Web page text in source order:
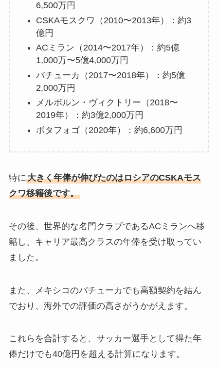
6,500万円
CSKAモスクワ（2010〜2013年）：約3
億円
ACミラン（2014〜2017年）：約5億
1,000万〜5億4,000万円
パチューカ（2017〜2018年）：約5億
2,000万円
メルボルン・ヴィクトリー（2018〜
2019年）：約3億2,000万円
ボタフォゴ（2020年）：約6,600万円
特に大きく年俸が伸びたのはロシアのCSKAモス
クワ移籍後です。
その後、世界的な名門クラブであるACミランへ移
籍し、キャリア最高クラスの年俸を受け取ってい
ました。
また、メキシコのパチューカでも高額契約を結ん
でおり、海外での評価の高さがうかがえます。
これらを合計すると、サッカー選手として得た年
俸だけでも40億円を超える計算になります。